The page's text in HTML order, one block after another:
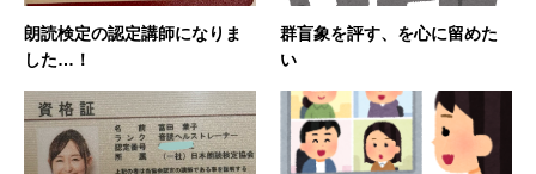
朗読検定の認定講師になりま
した…！
群盲象を評す、を心に留めた
い